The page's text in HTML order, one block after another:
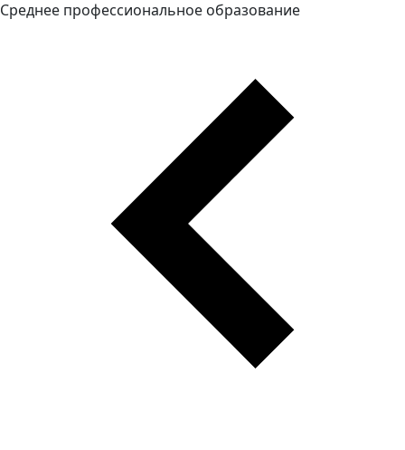
Среднее профессиональное образование